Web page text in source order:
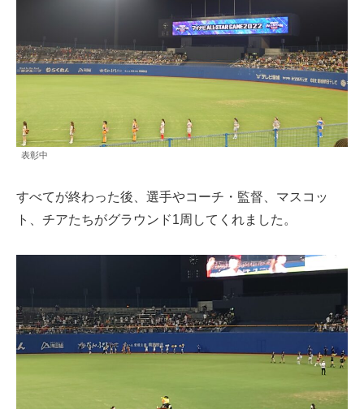
表彰中
すべてが終わった後、選手やコーチ・監督、マスコッ
ト、チアたちがグラウンド1周してくれました。